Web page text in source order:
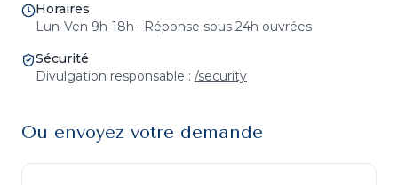
Horaires
Lun-Ven 9h-18h · Réponse sous 24h ouvrées
Sécurité
Divulgation responsable : /security
Ou envoyez votre demande